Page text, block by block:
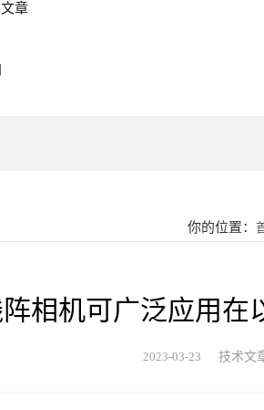
章
你的位置：
相机可广泛应用在
2023-03-23 技术文